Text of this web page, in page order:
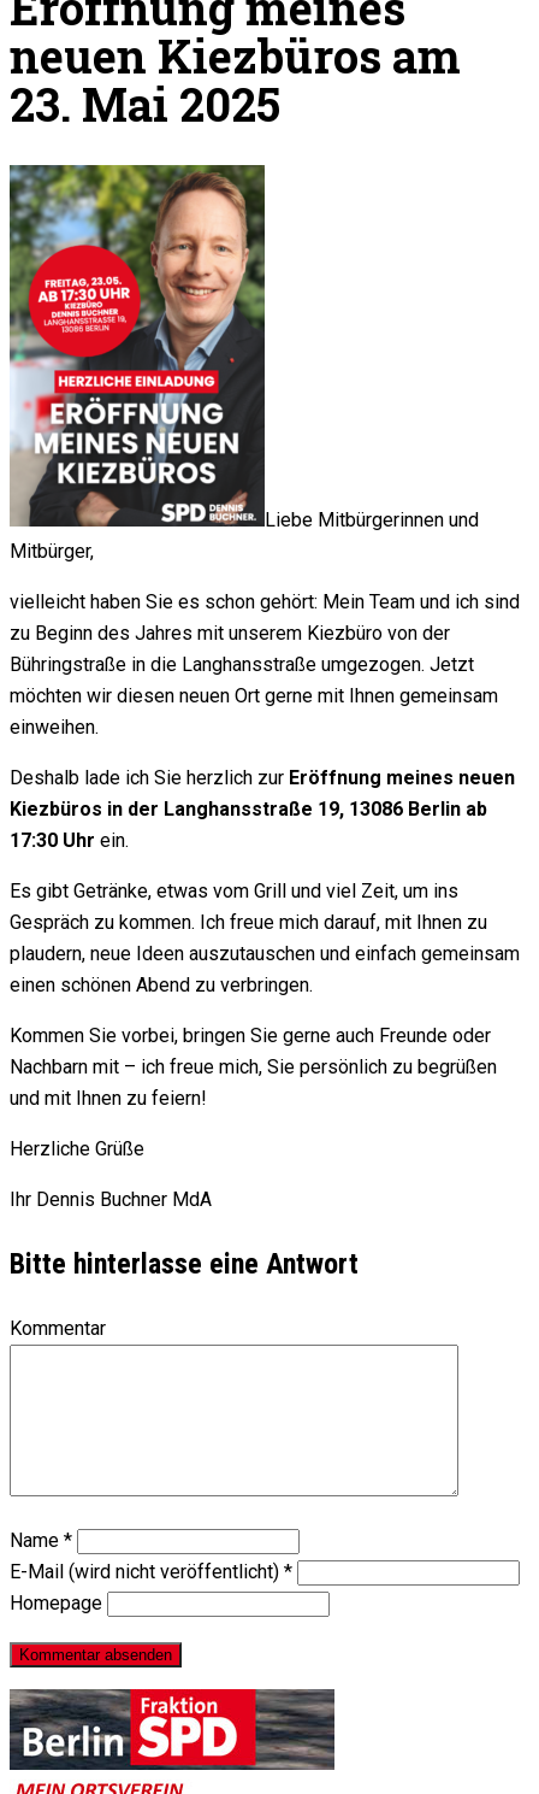
neuen Kiezbüros am
23. Mai 2025
Liebe Mitbürgerinnen und
Mitbürger,
vielleicht haben Sie es schon gehört: Mein Team und ich sind
zu Beginn des Jahres mit unserem Kiezbüro von der
Bühringstraße in die Langhansstraße umgezogen. Jetzt
möchten wir diesen neuen Ort gerne mit Ihnen gemeinsam
einweihen.
Deshalb lade ich Sie herzlich zur Eröffnung meines neuen
Kiezbüros in der Langhansstraße 19, 13086 Berlin ab
17:30 Uhr ein.
Es gibt Getränke, etwas vom Grill und viel Zeit, um ins
Gespräch zu kommen. Ich freue mich darauf, mit Ihnen zu
plaudern, neue Ideen auszutauschen und einfach gemeinsam
einen schönen Abend zu verbringen.
Kommen Sie vorbei, bringen Sie gerne auch Freunde oder
Nachbarn mit – ich freue mich, Sie persönlich zu begrüßen
und mit Ihnen zu feiern!
Herzliche Grüße
Ihr Dennis Buchner MdA
Bitte hinterlasse eine Antwort
Kommentar
Name *
E-Mail (wird nicht veröffentlicht) *
Homepage